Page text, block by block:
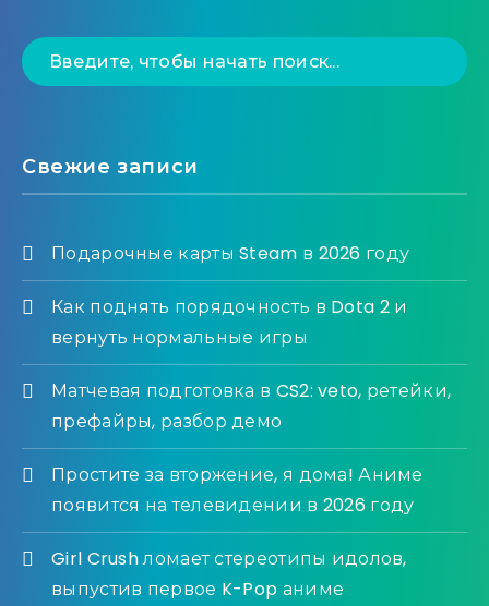
Свежие записи
Подарочные карты Steam в 2026 году
Как поднять порядочность в Dota 2 и
вернуть нормальные игры
Матчевая подготовка в CS2: veto, ретейки,
префайры, разбор демо
Простите за вторжение, я дома! Аниме
появится на телевидении в 2026 году
Girl Crush ломает стереотипы идолов,
выпустив первое K-Pop аниме